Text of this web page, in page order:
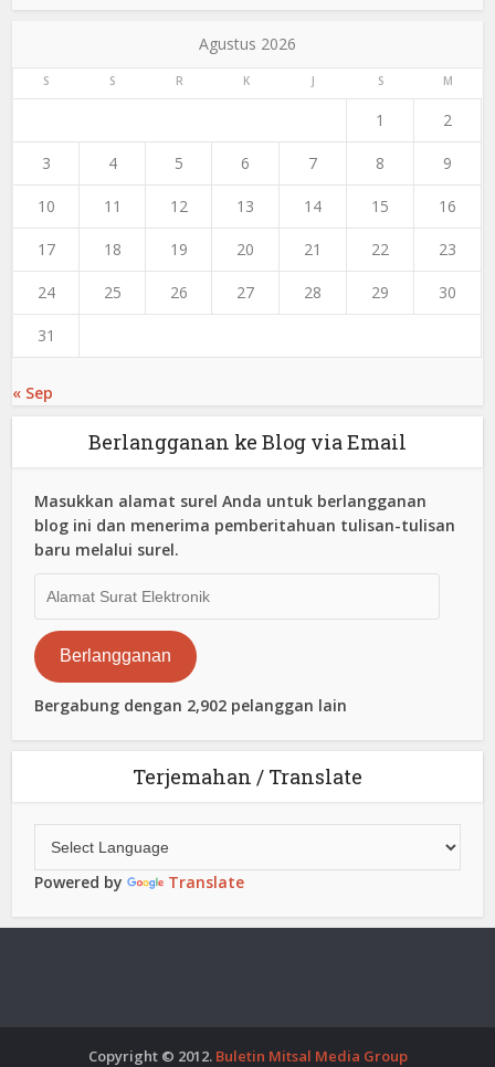
Agustus 2026
S S R K J S M
1 2
3 4 5 6 7 8 9
10 11 12 13 14 15 16
17 18 19 20 21 22 23
24 25 26 27 28 29 30
31
« Sep
Berlangganan ke Blog via Email
Masukkan alamat surel Anda untuk berlangganan
blog ini dan menerima pemberitahuan tulisan-tulisan
baru melalui surel.
Surat
Elektronik
Berlangganan
Bergabung dengan 2,902 pelanggan lain
Terjemahan / Translate
Powered by Translate
Copyright © 2012. Buletin Mitsal Media Group